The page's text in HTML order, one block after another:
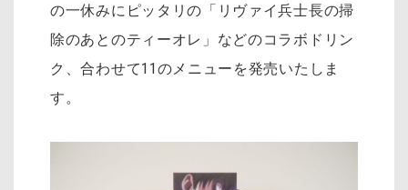
の一休みにピッタリの「リヴァイ兵士長の掃
除のあとのティーオレ」などのコラボドリン
ク、合わせて11のメニューを発売いたしま
す。